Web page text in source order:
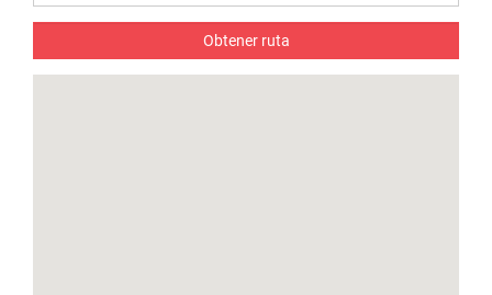
Obtener ruta